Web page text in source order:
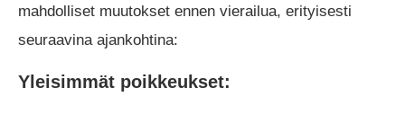
mahdolliset muutokset ennen vierailua, erityisesti
seuraavina ajankohtina:
Yleisimmät poikkeukset: